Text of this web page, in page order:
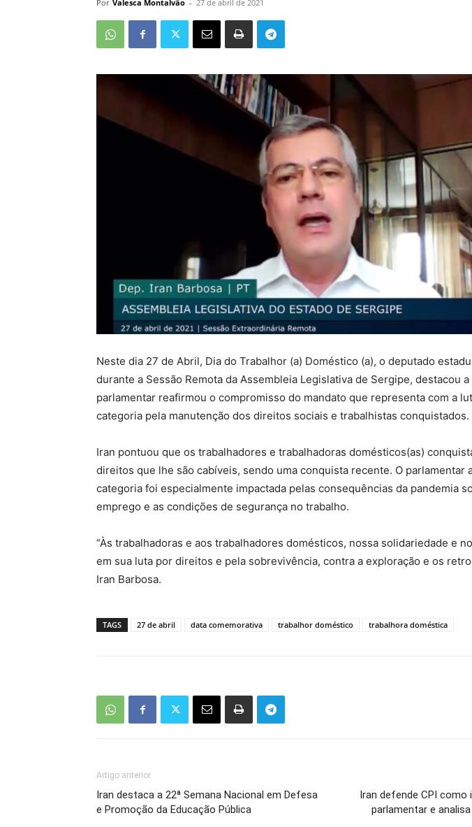
Por Valesca Montalvão - 27 de abril de 2021
Neste dia 27 de Abril, Dia do Trabalhor (a) Doméstico (a), o deputado
durante a Sessão Remota da Assembleia Legislativa de Sergipe, destacou
parlamentar reafirmou o compromisso do mandato que representa com a
categoria pela manutenção dos direitos sociais e trabalhistas conquistados.
Iran pontuou que os trabalhadores e trabalhadoras domésticos(as)
direitos que lhe são cabíveis, sendo uma conquista recente. O parlamentar
categoria foi especialmente impactada pelas consequências da pandemia
emprego e as condições de segurança no trabalho.
“Às trabalhadoras e aos trabalhadores domésticos, nossa solidariedade e
em sua luta por direitos e pela sobrevivência, contra a exploração e os
Iran Barbosa.
TAGS 27 de abril data comemorativa trabalhor doméstico trabalhora doméstica
Artigo anterior
Iran destaca a 22ª Semana Nacional em Defesa
e Promoção da Educação Pública
Iran defende CPI
parlamentar e